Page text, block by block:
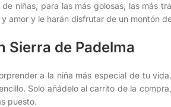
niñas, para las más golosas, las más
amor y le harán disfrutar de un montón
Sierra de Padelma
a la niña más especial de tu
Solo añádelo al carrito de la
puesto.